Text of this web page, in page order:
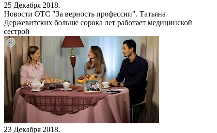
25 Декабря 2018.
Новости ОТС "За верность профессии". Татьяна
Держевитских больше сорока лет работает медицинской
сестрой
23 Декабря 2018.